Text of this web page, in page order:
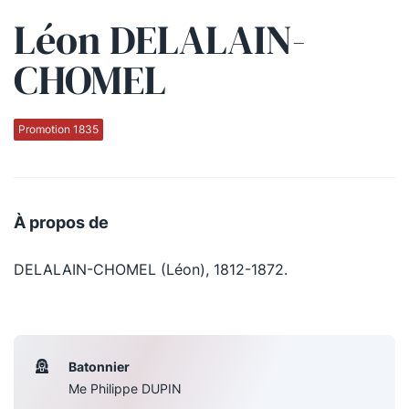
Léon DELALAIN-
CHOMEL
Promotion 1835
À propos de
DELALAIN-CHOMEL (Léon), 1812-1872.
Batonnier
Me Philippe DUPIN
Qui sommes-nous ?
La Conférence
La défense pénale
Le Concours de la Conférence
La Petite Conférence